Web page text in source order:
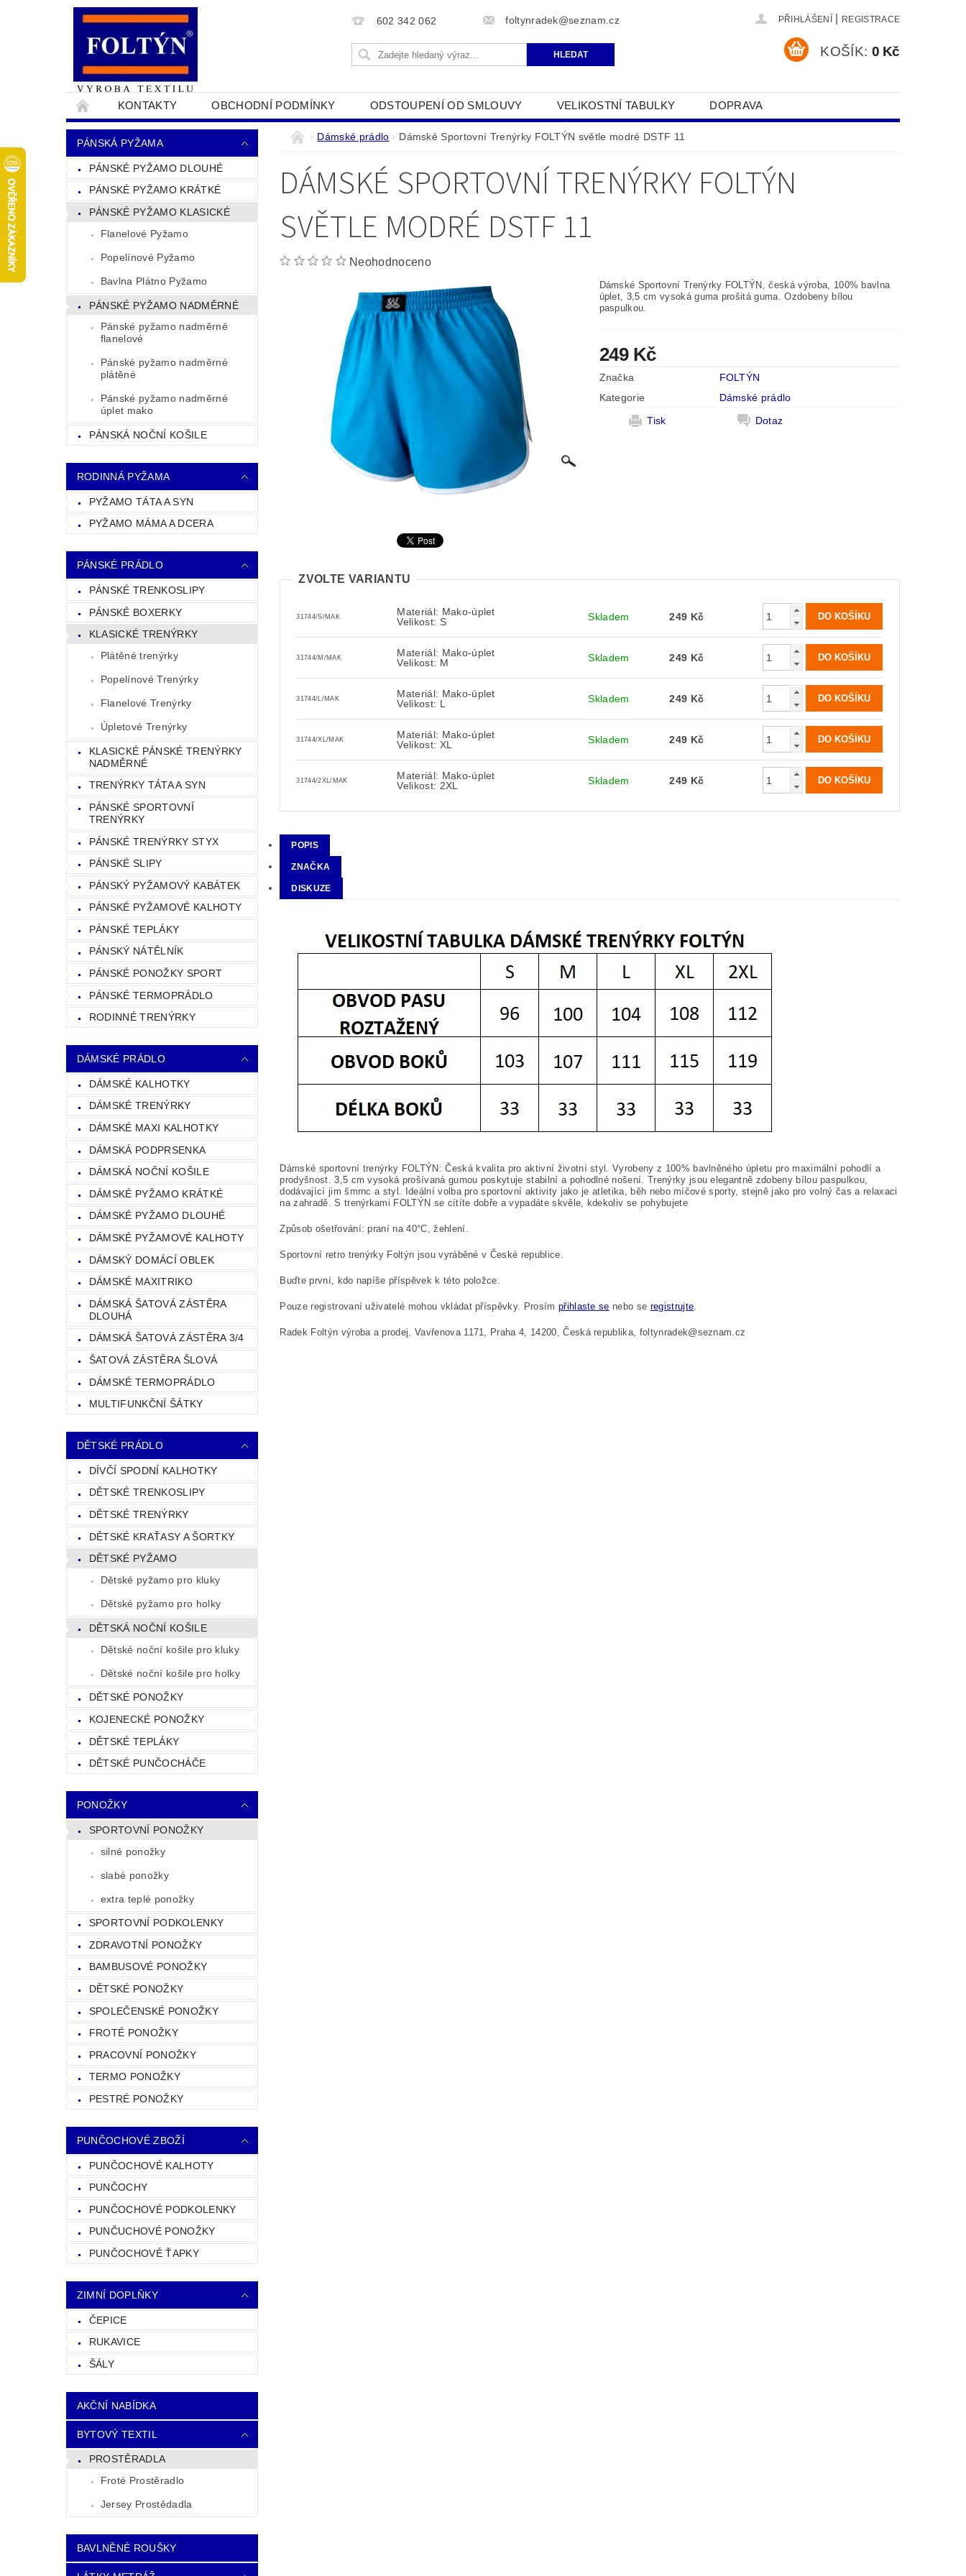
602 342 062 foltynradek@seznam.cz PŘIHLÁŠENÍ REGISTRACE
KOŠÍK: 0 Kč
KONTAKTY OBCHODNÍ PODMÍNKY ODSTOUPENÍ OD SMLOUVY VELIKOSTNÍ TABULKY DOPRAVA
PRO OBCHODNÍKY NAPIŠTE NÁM JAK POUŽÍVÁME COOKIES PODMÍNKY OCHRANY OSOBNÍCH ÚDAJŮ
PÁNSKÁ PYŽAMA
PÁNSKÉ PYŽAMO DLOUHÉ
PÁNSKÉ PYŽAMO KRÁTKÉ
PÁNSKÉ PYŽAMO KLASICKÉ
Flanelové Pyžamo
Popelínové Pyžamo
Bavlna Plátno Pyžamo
PÁNSKÉ PYŽAMO NADMĚRNÉ
Pánské pyžamo nadměrné
flanelové
Pánské pyžamo nadměrné
plátěné
Pánské pyžamo nadměrné
úplet mako
PÁNSKÁ NOČNÍ KOŠILE
RODINNÁ PYŽAMA
PYŽAMO TÁTA A SYN
PYŽAMO MÁMA A DCERA
PÁNSKÉ PRÁDLO
PÁNSKÉ TRENKOSLIPY
PÁNSKÉ BOXERKY
KLASICKÉ TRENÝRKY
Plátěné trenýrky
Popelínové Trenýrky
Flanelové Trenýrky
Úpletové Trenýrky
KLASICKÉ PÁNSKÉ TRENÝRKY
NADMĚRNÉ
TRENÝRKY TÁTA A SYN
PÁNSKÉ SPORTOVNÍ
TRENÝRKY
PÁNSKÉ TRENÝRKY STYX
PÁNSKÉ SLIPY
PÁNSKÝ PYŽAMOVÝ KABÁTEK
PÁNSKÉ PYŽAMOVÉ KALHOTY
PÁNSKÉ TEPLÁKY
PÁNSKÝ NÁTĚLNÍK
PÁNSKÉ PONOŽKY SPORT
PÁNSKÉ TERMOPRÁDLO
RODINNÉ TRENÝRKY
DÁMSKÉ PRÁDLO
DÁMSKÉ KALHOTKY
DÁMSKÉ TRENÝRKY
DÁMSKÉ MAXI KALHOTKY
DÁMSKÁ PODPRSENKA
DÁMSKÁ NOČNÍ KOŠILE
DÁMSKÉ PYŽAMO KRÁTKÉ
DÁMSKÉ PYŽAMO DLOUHÉ
DÁMSKÉ PYŽAMOVÉ KALHOTY
DÁMSKÝ DOMÁCÍ OBLEK
DÁMSKÉ MAXITRIKO
DÁMSKÁ ŠATOVÁ ZÁSTĚRA
DLOUHÁ
DÁMSKÁ ŠATOVÁ ZÁSTĚRA 3/4
ŠATOVÁ ZÁSTĚRA ŠLOVÁ
DÁMSKÉ TERMOPRÁDLO
MULTIFUNKČNÍ ŠÁTKY
DĚTSKÉ PRÁDLO
DÍVČÍ SPODNÍ KALHOTKY
DĚTSKÉ TRENKOSLIPY
DĚTSKÉ TRENÝRKY
DĚTSKÉ KRAŤASY A ŠORTKY
DĚTSKÉ PYŽAMO
Dětské pyžamo pro kluky
Dětské pyžamo pro holky
DĚTSKÁ NOČNÍ KOŠILE
Dětské noční košile pro kluky
Dětské noční košile pro holky
DĚTSKÉ PONOŽKY
KOJENECKÉ PONOŽKY
DĚTSKÉ TEPLÁKY
DĚTSKÉ PUNČOCHÁČE
PONOŽKY
SPORTOVNÍ PONOŽKY
silné ponožky
slabé ponožky
extra teplé ponožky
SPORTOVNÍ PODKOLENKY
ZDRAVOTNÍ PONOŽKY
BAMBUSOVÉ PONOŽKY
DĚTSKÉ PONOŽKY
SPOLEČENSKÉ PONOŽKY
FROTÉ PONOŽKY
PRACOVNÍ PONOŽKY
TERMO PONOŽKY
PESTRÉ PONOŽKY
PUNČOCHOVÉ ZBOŽÍ
PUNČOCHOVÉ KALHOTY
PUNČOCHY
PUNČOCHOVÉ PODKOLENKY
PUNČUCHOVÉ PONOŽKY
PUNČOCHOVÉ ŤAPKY
ZIMNÍ DOPLŇKY
ČEPICE
RUKAVICE
ŠÁLY
AKČNÍ NABÍDKA
BYTOVÝ TEXTIL
PROSTĚRADLA
Froté Prostěradlo
Jersey Prostědadla
BAVLNĚNÉ ROUŠKY
Dámské prádlo Dámské Sportovní Trenýrky FOLTÝN světle modré DSTF 11
DÁMSKÉ SPORTOVNÍ TRENÝRKY FOLTÝN
SVĚTLE MODRÉ DSTF 11
Neohodnoceno
Dámské Sportovní Trenýrky FOLTÝN, česká výroba, 100% bavlna
úplet, 3,5 cm vysoká guma prošitá guma. Ozdobeny bílou
paspulkou.
249 Kč
Značka
FOLTÝN
Kategorie
Dámské prádlo
Tisk
Dotaz
ZVOLTE VARIANTU
31744/S/MAK
Materiál: Mako-úplet
Velikost: S
Skladem 249 Kč
31744/M/MAK
Materiál: Mako-úplet
Velikost: M
Skladem 249 Kč
31744/L/MAK
Materiál: Mako-úplet
Velikost: L
Skladem 249 Kč
31744/XL/MAK
Materiál: Mako-úplet
Velikost: XL
Skladem 249 Kč
31744/2XL/MAK
Materiál: Mako-úplet
Velikost: 2XL
Skladem 249 Kč
POPIS
ZNAČKA
DISKUZE
Dámské sportovní trenýrky FOLTÝN: Česká kvalita pro aktivní životní styl. Vyrobeny z 100% bavlněného úpletu pro maximální pohodlí a
prodyšnost. 3,5 cm vysoká prošívaná gumou poskytuje stabilní a pohodlné nošení. Trenýrky jsou elegantně zdobeny bílou paspulkou,
dodávající jim šmrnc a styl. Ideální volba pro sportovní aktivity jako je atletika, běh nebo míčové sporty, stejně jako pro volný čas a relaxaci
na zahradě. S trenýrkami FOLTÝN se cítíte dobře a vypadáte skvěle, kdekoliv se pohybujete
Způsob ošetřování: praní na 40°C, žehlení.
Sportovní retro trenýrky Foltýn jsou vyráběné v České republice.
Buďte první, kdo napíše příspěvek k této položce.
Pouze registrovaní uživatelé mohou vkládat příspěvky. Prosím přihlaste se nebo se registrujte.
Radek Foltýn výroba a prodej, Vavřenova 1171, Praha 4, 14200, Česká republika, foltynradek@seznam.cz